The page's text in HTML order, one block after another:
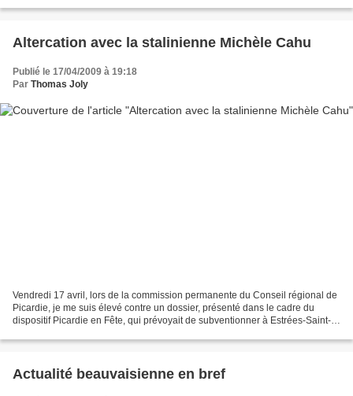
Altercation avec la stalinienne Michèle Cahu
Publié le 17/04/2009 à 19:18
Par Thomas Joly
Vendredi 17 avril, lors de la commission permanente du Conseil régional de
Picardie, je me suis élevé contre un dossier, présenté dans le cadre du
dispositif Picardie en Fête, qui prévoyait de subventionner à Estrées-Saint-
Actualité beauvaisienne en bref